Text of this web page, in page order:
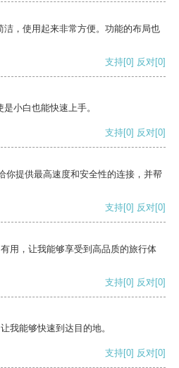
，使用起来非常方便。功能的布局也
支持[0] 反对[0]
小白也能快速上手。
支持[0] 反对[0]
你提供最高速度和安全性的连接，并帮
支持[0] 反对[0]
用，让我能够享受到高品质的旅行体
支持[0] 反对[0]
我能够快速到达目的地。
支持[0] 反对[0]